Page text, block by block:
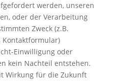
werden, unseren
oder der Verarbeitung
Zweck (z.B.
Einwilligung oder
kein Nachteil entstehen.
Wirkung für die Zukunft